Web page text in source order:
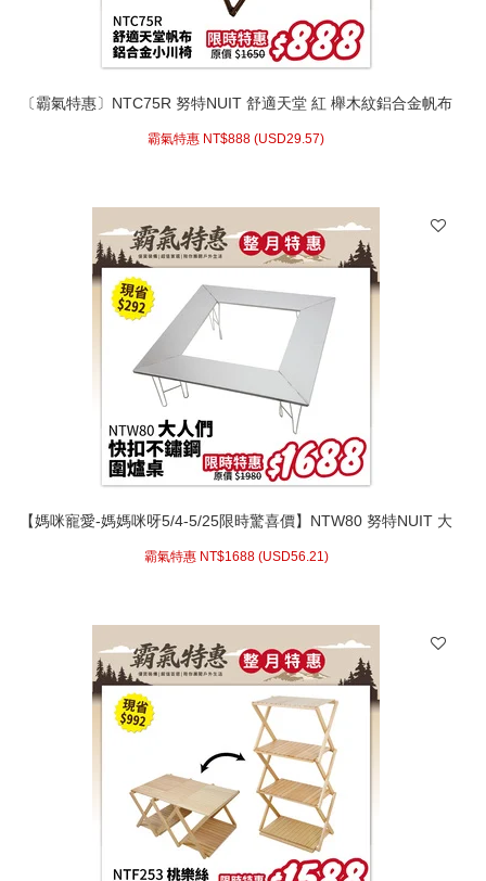
〔霸氣特惠〕NTC75R 努特NUIT 舒適天堂 紅 櫸木紋鋁合金帆布
霸氣特惠 NT$888 (USD29.57)
【媽咪寵愛-媽媽咪呀5/4-5/25限時驚喜價】NTW80 努特NUIT 大
餐桌烤肉
霸氣特惠 NT$1688 (USD56.21)